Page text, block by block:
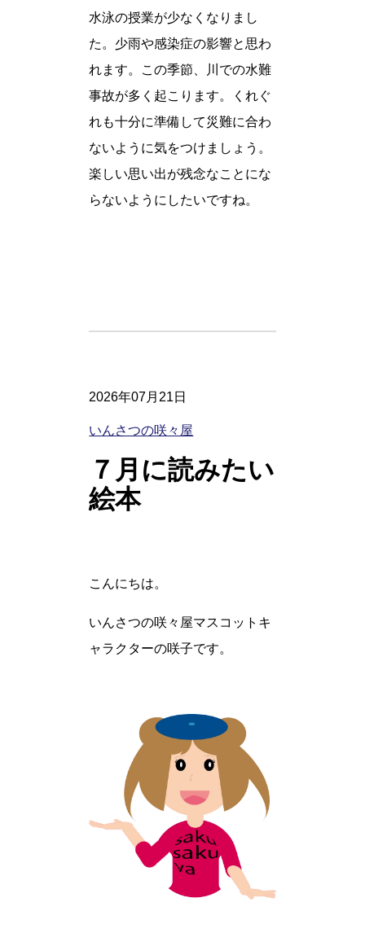
水泳の授業が少なくなりまし
た。少雨や感染症の影響と思わ
れます。この季節、川での水難
事故が多く起こります。くれぐ
れも十分に準備して災難に合わ
ないように気をつけましょう。
楽しい思い出が残念なことにな
らないようにしたいですね。
2026年07月21日
いんさつの咲々屋
７月に読みたい
絵本
こんにちは。
いんさつの咲々屋マスコットキ
ャラクターの咲子です。